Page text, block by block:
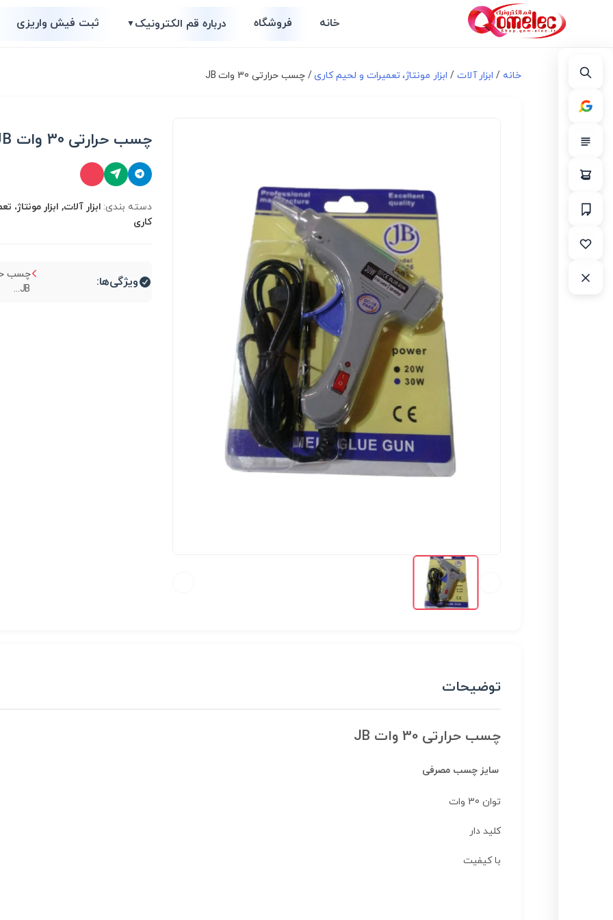
خانه فروشگاه درباره قم الکترونیک▼ ثبت فیش واریزی
خانه / ابزار آلات / ابزار مونتاژ، تعميرات و لحیم کاری/ چسب حرارتی 30 وات JB
چسب حرارتی 30 وات JB
دسته بندی: ابزار آلات, ابزار
کاری
ویژگی‌ها: JB...
توضیحات
چسب حرارتی 30 وات JB
سایز چسب مصرفی
توان 30 وات
کلید دار
با کیفیت